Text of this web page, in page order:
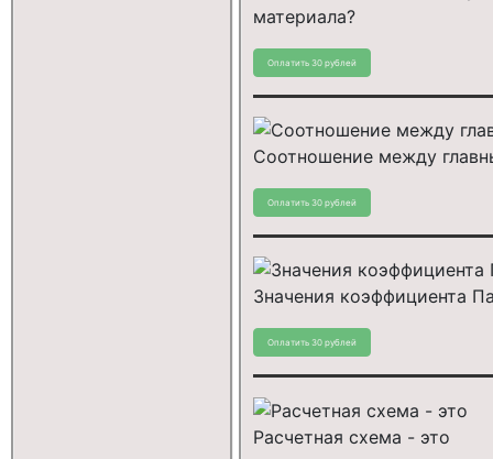
материала?
Соотношение между
Значения коэффициента
Расчетная схема - это